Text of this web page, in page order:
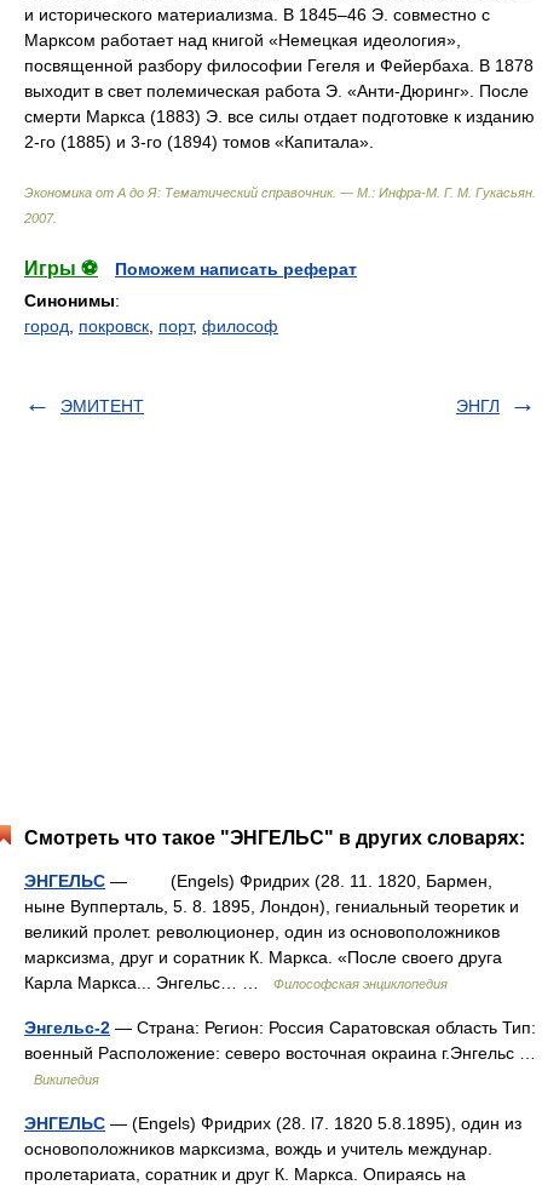
и исторического материализма. В 1845–46 Э. совместно с
Марксом работает над книгой «Немецкая идеология»,
посвященной разбору философии Гегеля и Фейербаха. В 1878
выходит в свет полемическая работа Э. «Анти-Дюринг». После
смерти Маркса (1883) Э. все силы отдает подготовке к изданию
2-го (1885) и 3-го (1894) томов «Капитала».
Экономика от А до Я: Тематический справочник. — М.: Инфра-М Г. М. Гукасьян
2007.
Игры ⚽
Поможем написать реферат
Синонимы:
город
покровск порт, философ
ЭМИТЕНТ ЭНГЛ
Смотреть что такое "ЭНГЕЛЬС" в других словарях:
ЭНГЕЛЬС — (Engels) Фридрих (28. 11. 1820, Бармен,
ныне Вупперталь, 5. 8. 1895, Лондон), гениальный теоретик и
великий пролет. революционер, один из основоположников
марксизма, друг и соратник К. Маркса. «После своего друга
Карла Маркса... Энгельс… …
Философская энциклопедия
Энгельс-2 — Страна: Регион: Россия Саратовская область Тип:
военный Расположение: северо восточная окраина г.Энгельс …
Википедия
ЭНГЕЛЬС — (Engels) Фридрих (28. l7. 1820 5.8.1895), один из
основоположников марксизма, вождь и учитель междунар.
пролетариата, соратник и друг К. Маркса. Опираясь на